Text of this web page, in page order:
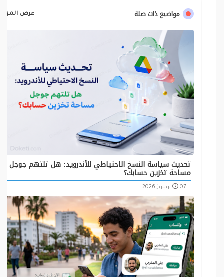
مواضيع ذات صلة عرض المزيد
تحديث سياسة النسخ الاحتياطي للأندرويد: هل تلتهم جوجل
مساحة تخزين حسابك؟
07 يوليوز 2026